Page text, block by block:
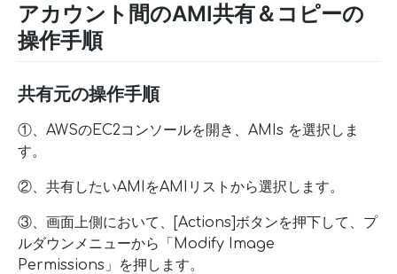
アカウント間のAMI共有＆コピーの
操作手順
共有元の操作手順
①、AWSのEC2コンソールを開き、AMIs を選択しま
す。
②、共有したいAMIをAMIリストから選択します。
③、画面上側において、[Actions]ボタンを押下して、プ
ルダウンメニューから「Modify Image
Permissions」を押します。